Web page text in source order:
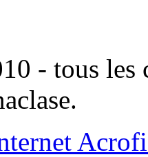
- tous les